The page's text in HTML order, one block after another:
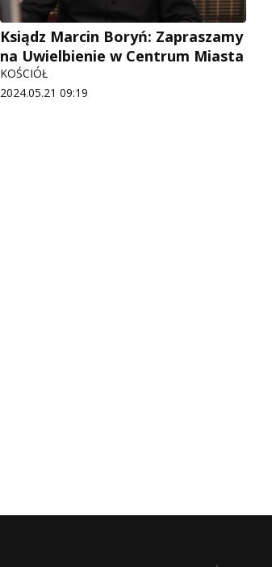
Ksiądz Marcin Boryń: Zapraszamy
na Uwielbienie w Centrum Miasta
KOŚCIÓŁ
2024.05.21 09:19